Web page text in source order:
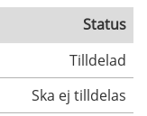
Status
Tilldelad
Ska ej tilldelas